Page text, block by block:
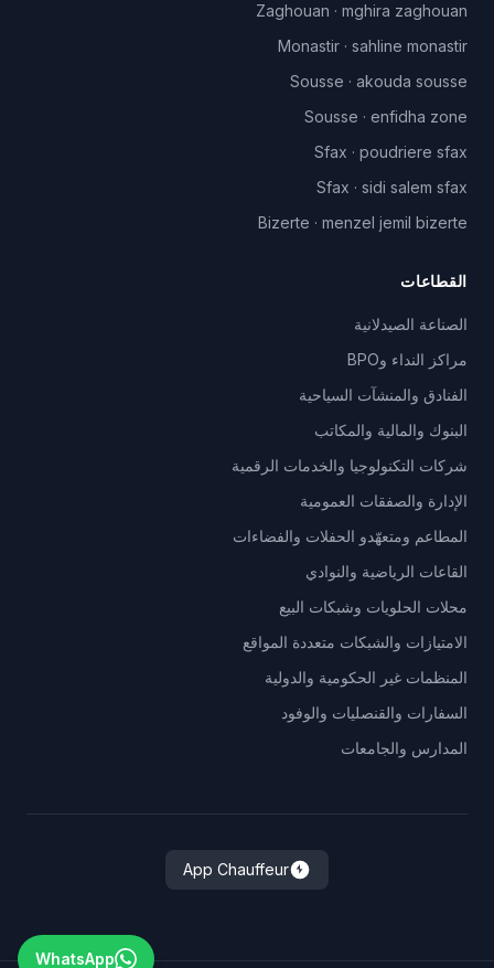
WhatsApp
Zaghouan · mghira zaghouan
Monastir · sahline monastir
Sousse · akouda sousse
Sousse · enfidha zone
Sfax · poudriere sfax
Sfax · sidi salem sfax
Bizerte · menzel jemil bizerte
القطاعات
الصناعة الصيدلانية
مراكز النداء وBPO
الفنادق والمنشآت السياحية
البنوك والمالية والمكاتب
شركات التكنولوجيا والخدمات الرقمية
الإدارة والصفقات العمومية
المطاعم ومتعهّدو الحفلات والفضاءات
القاعات الرياضية والنوادي
محلات الحلويات وشبكات البيع
الامتيازات والشبكات متعددة المواقع
المنظمات غير الحكومية والدولية
السفارات والقنصليات والوفود
المدارس والجامعات
App Chauffeur